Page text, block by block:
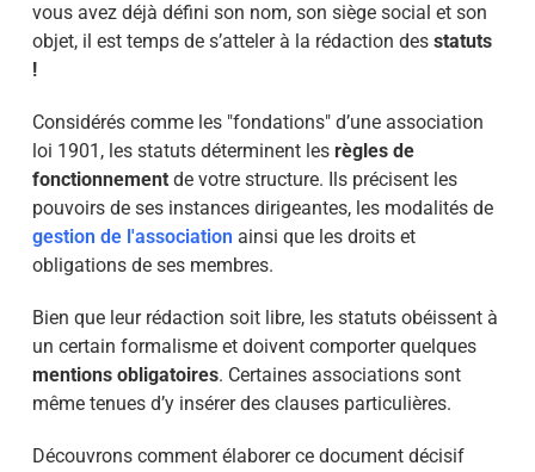
vous avez déjà défini son nom, son siège social et son
objet, il est temps de s’atteler à la rédaction desstatuts
!
Considérés comme les "fondations" d’une association
loi 1901, les statuts déterminent les règles de
fonctionnement de votre structure. Ils précisent les
pouvoirs de ses instances dirigeantes, les modalités de
gestion de l'association ainsi que les droits et
obligations de ses membres.
Bien que leur rédaction soit libre, les statuts obéissent à
un certain formalisme et doivent comporter quelques
mentions obligatoires. Certaines associations sont
même tenues d’y insérer des clauses particulières.
Découvrons comment élaborer ce document décisif